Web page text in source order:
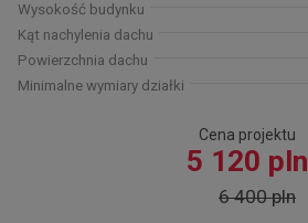
Wysokość budynku
Kąt nachylenia dachu
Powierzchnia dachu
Minimalne wymiary działki
Cena projektu
5 120 pln
6 400 pln